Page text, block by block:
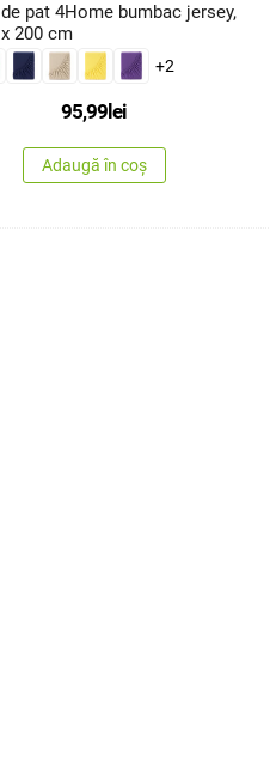
pat 4Home bumbac jersey,
200 cm
+2
95,99lei
Adaugă în coș